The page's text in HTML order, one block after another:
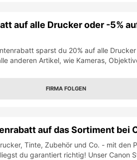
auf alle Drucker oder -5%
sparst du 20% auf alle
anderen Artikel, wie Kameras,
FIRMA FOLGEN
auf das Sortiment bei
Tinte, Zubehör und Co. - mit den
du garantiert richtig! Unser Canon